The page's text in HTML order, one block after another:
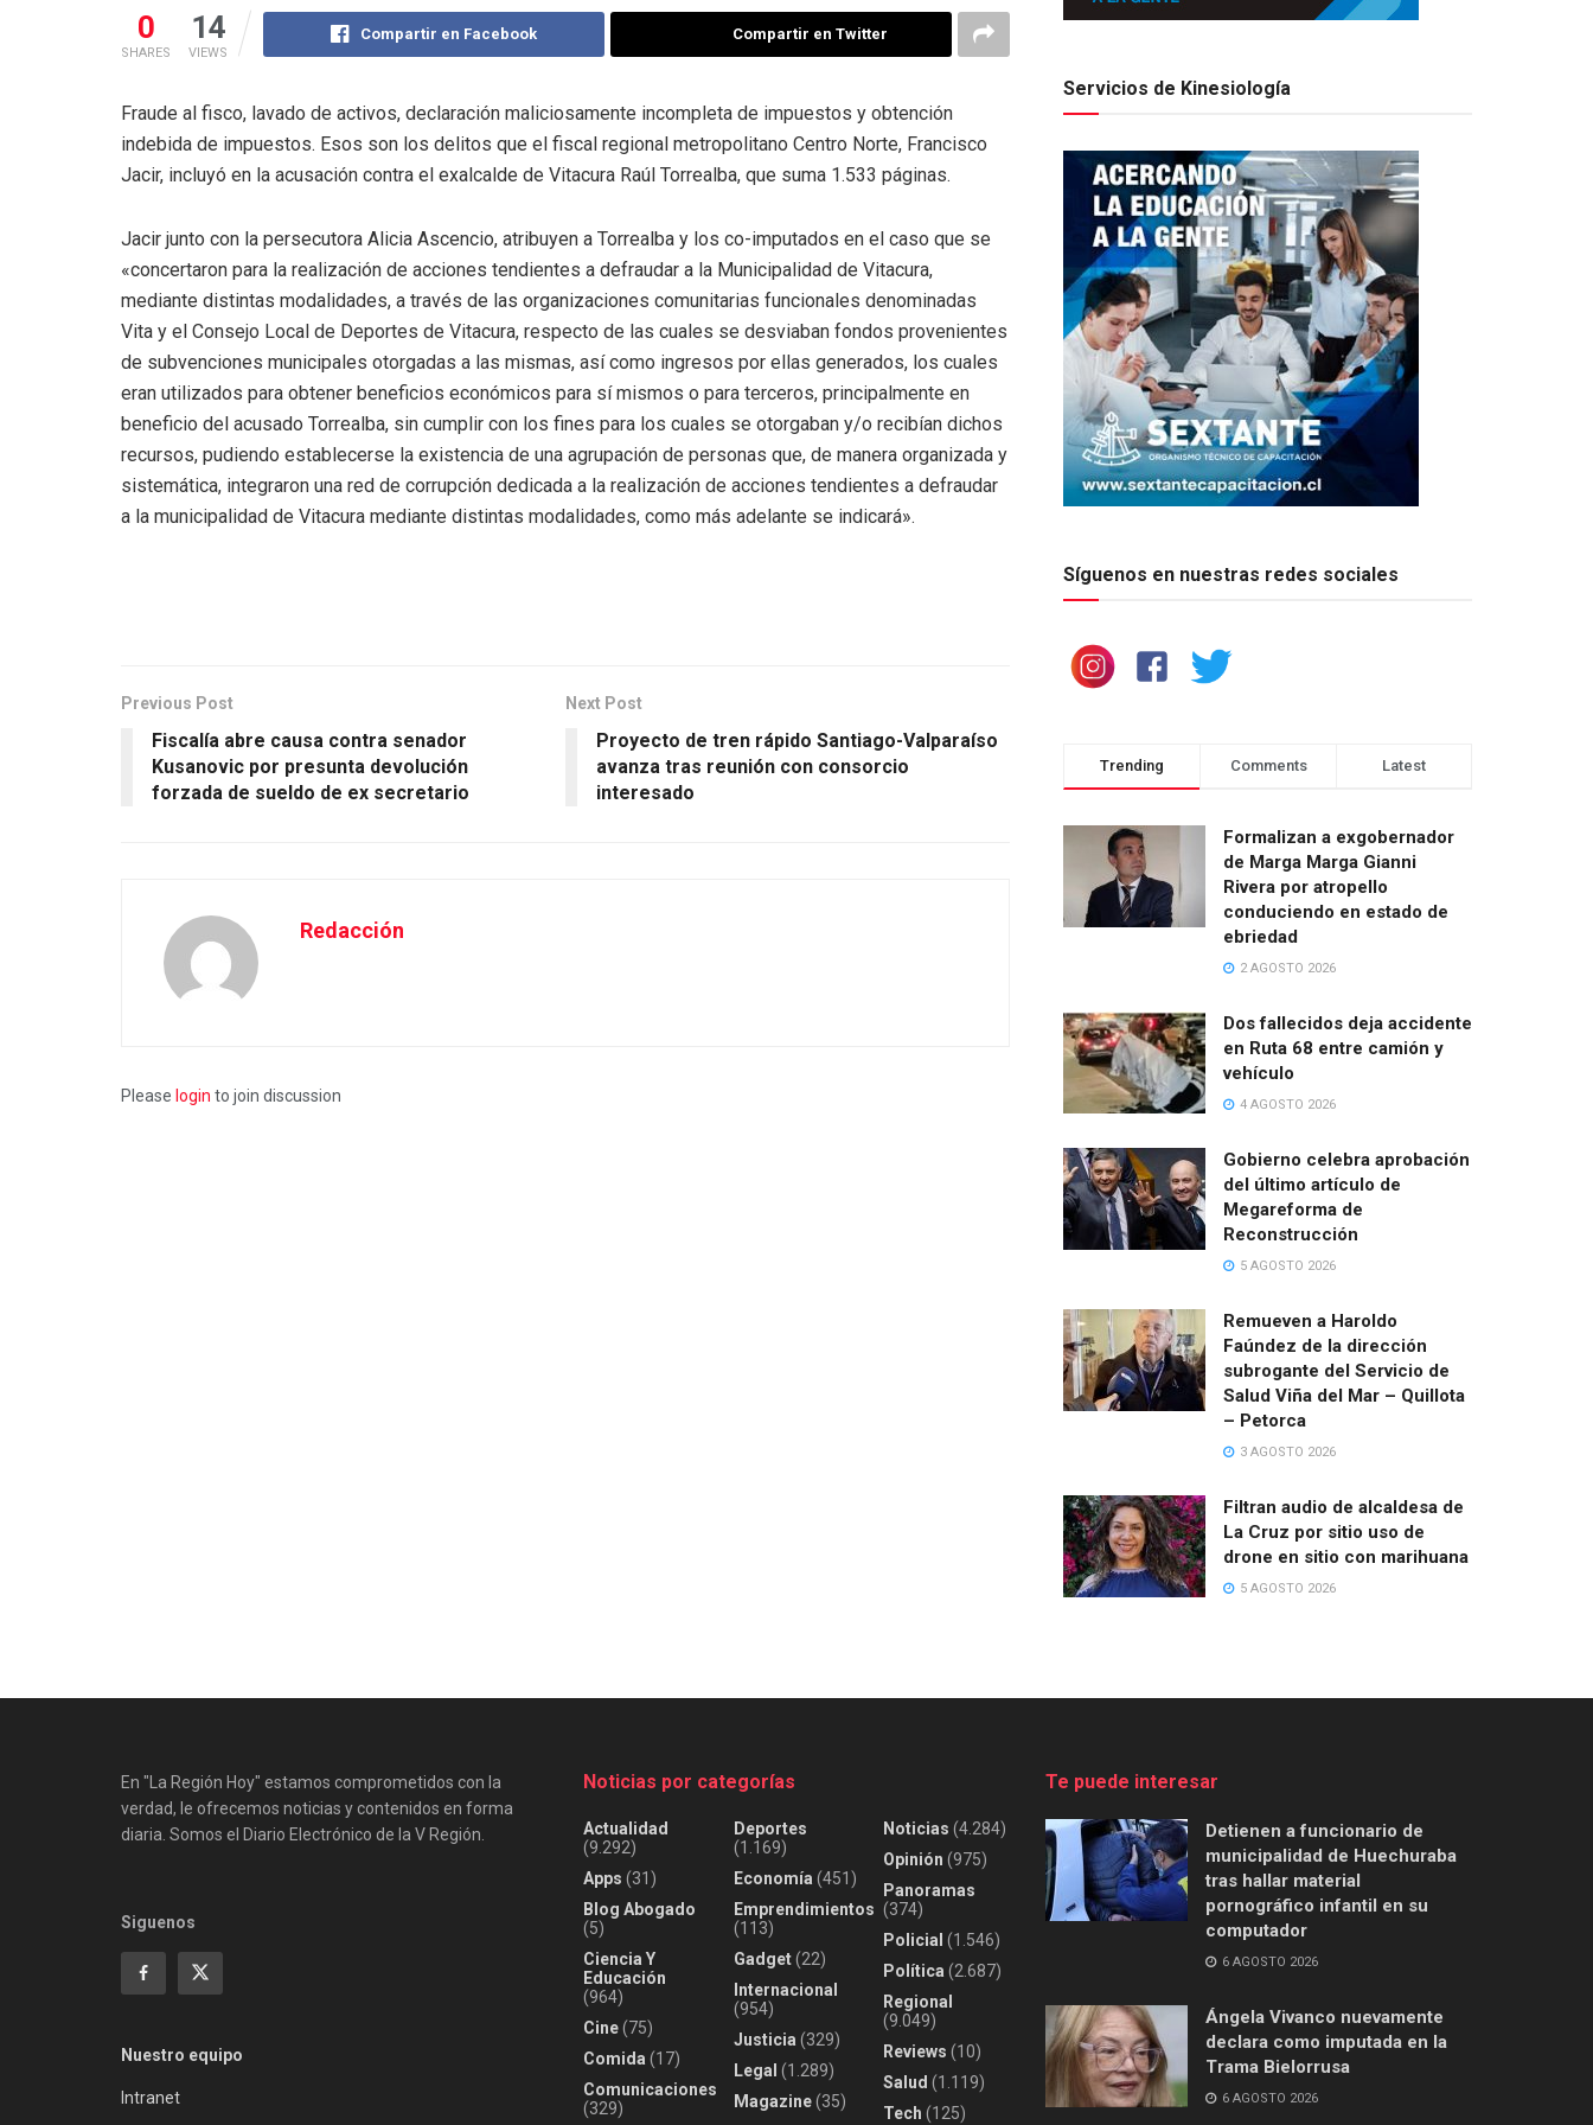
0
SHARES
14
VIEWS
Compartir en Facebook Compartir en Twitter
Fraude al fisco, lavado de activos, declaración maliciosamente incompleta de impuestos y obtención
indebida de impuestos. Esos son los delitos que el fiscal regional metropolitano Centro Norte, Francisco
Jacir, incluyó en la acusación contra el exalcalde de Vitacura Raúl Torrealba, que suma 1.533 páginas.
Jacir junto con la persecutora Alicia Ascencio, atribuyen a Torrealba y los co-imputados en el caso que se
«concertaron para la realización de acciones tendientes a defraudar a la Municipalidad de Vitacura,
mediante distintas modalidades, a través de las organizaciones comunitarias funcionales denominadas
Vita y el Consejo Local de Deportes de Vitacura, respecto de las cuales se desviaban fondos provenientes
de subvenciones municipales otorgadas a las mismas, así como ingresos por ellas generados, los cuales
eran utilizados para obtener beneficios económicos para sí mismos o para terceros, principalmente en
beneficio del acusado Torrealba, sin cumplir con los fines para los cuales se otorgaban y/o recibían dichos
recursos, pudiendo establecerse la existencia de una agrupación de personas que, de manera organizada y
sistemática, integraron una red de corrupción dedicada a la realización de acciones tendientes a defraudar
a la municipalidad de Vitacura mediante distintas modalidades, como más adelante se indicará».
Previous Post
Fiscalía abre causa contra senador
Kusanovic por presunta devolución
forzada de sueldo de ex secretario
Next Post
Proyecto de tren rápido Santiago-Valparaíso
avanza tras reunión con consorcio
interesado
Redacción
Please login to join discussion
Servicios de Kinesiología
Síguenos en nuestras redes sociales
Trending Comments Latest
Formalizan a exgobernador
de Marga Marga Gianni
Rivera por atropello
conduciendo en estado de
ebriedad
2 AGOSTO 2026
Dos fallecidos deja accidente
en Ruta 68 entre camión y
vehículo
4 AGOSTO 2026
Gobierno celebra aprobación
del último artículo de
Megareforma de
Reconstrucción
5 AGOSTO 2026
Remueven a Haroldo
Faúndez de la dirección
subrogante del Servicio de
Salud Viña del Mar – Quillota
– Petorca
3 AGOSTO 2026
Filtran audio de alcaldesa de
La Cruz por sitio uso de
drone en sitio con marihuana
5 AGOSTO 2026
En "La Región Hoy" estamos comprometidos con la
verdad, le ofrecemos noticias y contenidos en forma
diaria. Somos el Diario Electrónico de la V Región.
Siguenos
Nuestro equipo
Intranet
Noticias por categorías
Actualidad
(9.292)
Apps (31)
Blog Abogado
(5)
Ciencia Y
Educación
(964)
Cine(75)
Comida (17)
Comunicaciones
(329)
Deportes
(1.169)
Economía (451)
Emprendimientos
(113)
Gadget(22)
Internacional
(954)
Justicia (329)
Legal (1.289)
Magazine(35)
Noticias (4.284)
Opinión (975)
Panoramas
(374)
Policial (1.546)
Política (2.687)
Regional
(9.049)
Reviews (10)
Salud (1.119)
Tech (125)
Te puede interesar
Detienen a funcionario de
municipalidad de Huechuraba
tras hallar material
pornográfico infantil en su
computador
6 AGOSTO 2026
Ángela Vivanco nuevamente
declara como imputada en la
Trama Bielorrusa
6 AGOSTO 2026